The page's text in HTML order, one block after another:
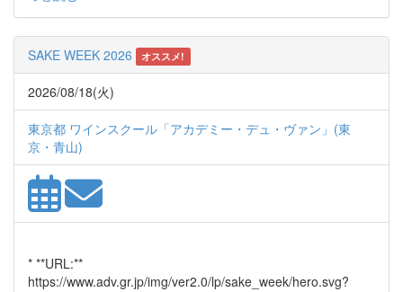
SAKE WEEK 2026 オススメ!
2026/08/18(火)
東京都 ワインスクール「アカデミー・デュ・ヴァン」(東
京・青山)
* **URL:**
https://www.adv.gr.jp/img/ver2.0/lp/sake_week/hero.svg?